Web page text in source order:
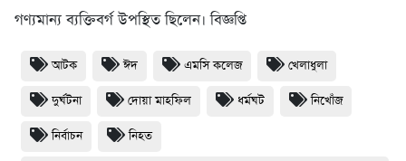
গণ্যমান্য ব্যক্তিবর্গ উপস্থিত ছিলেন। বিজ্ঞপ্তি
আটক ঈদ এমসি কলেজ খেলাধুলা
দুর্ঘটনা দোয়া মাহফিল ধর্মঘট নিখোঁজ
নির্বাচন নিহত